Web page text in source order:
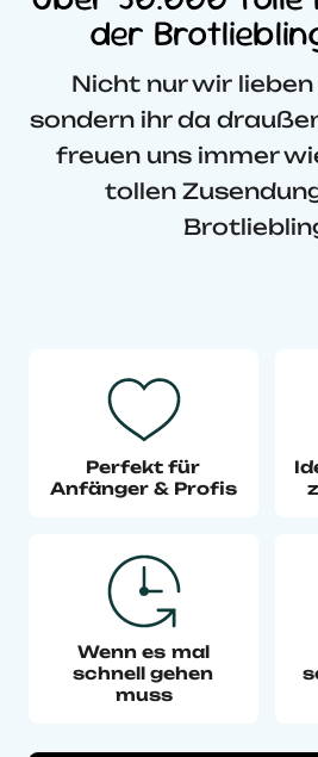
der
Nicht nur wir
sondern ihr da
freuen uns immer
tollen
Perfekt für
Anfänger & Profis
Wenn es mal
schnell gehen
muss